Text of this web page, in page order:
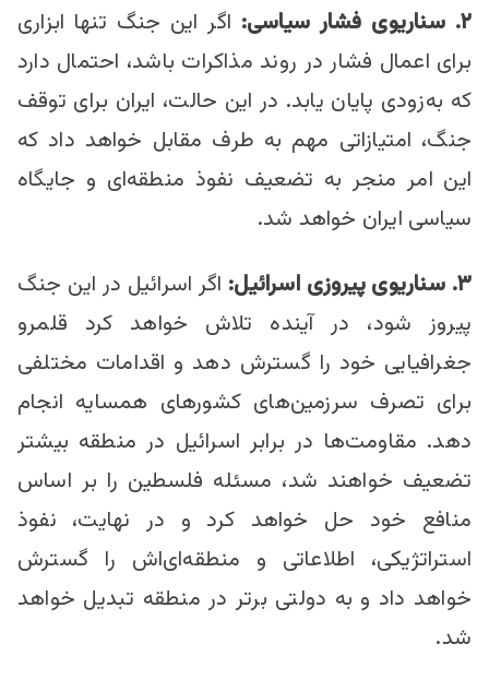
۲. سناریوی فشار سیاسی: اگر این جنگ تنها ابزاری
برای اعمال فشار در روند مذاکرات باشد، احتمال دارد
که به‌زودی پایان یابد. در این حالت، ایران برای توقف
جنگ، امتیازاتی مهم به طرف مقابل خواهد داد که
این امر منجر به تضعیف نفوذ منطقه‌ای و جایگاه
سیاسی ایران خواهد شد.
۳. سناریوی پیروزی اسرائیل: اگر اسرائیل در این جنگ
پیروز شود، در آینده تلاش خواهد کرد قلمرو
جغرافیایی خود را گسترش دهد و اقدامات مختلفی
برای تصرف سرزمین‌های کشورهای همسایه انجام
دهد. مقاومت‌ها در برابر اسرائیل در منطقه بیشتر
تضعیف خواهند شد، مسئله فلسطین را بر اساس
منافع خود حل خواهد کرد و در نهایت، نفوذ
استراتژیکی، اطلاعاتی و منطقه‌ای‌اش را گسترش
خواهد داد و به دولتی برتر در منطقه تبدیل خواهد
شد.